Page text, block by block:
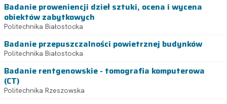
Badanie proweniencji dzieł sztuki, ocena i wycena
obiektów zabytkowych
Politechnika Białostocka
Badanie przepuszczalności powietrznej budynków
Politechnika Białostocka
Badanie rentgenowskie - tomografia komputerowa
(CT)
Politechnika Rzeszowska